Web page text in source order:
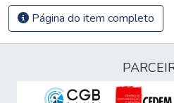
Página do item completo